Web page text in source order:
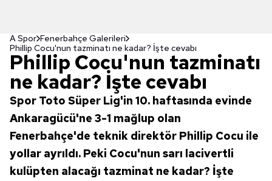
A Spor Fenerbahçe Galerileri
Phillip Cocu'nun tazminatı ne kadar? İşte cevabı
Phillip Cocu'nun tazminatı
ne kadar? İşte cevabı
Spor Toto Süper Lig'in 10. haftasında evinde
Ankaragücü'ne 3-1 mağlup olan
Fenerbahçe'de teknik direktör Phillip Cocu ile
yollar ayrıldı. Peki Cocu'nun sarı lacivertli
kulüpten alacağı tazminat ne kadar? İşte